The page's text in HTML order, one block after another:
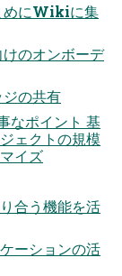
めにWikiに集
のオンボーデ
ジの共有
なポイント 基
ェクトの規模
イズ
合う機能を活
ーションの活